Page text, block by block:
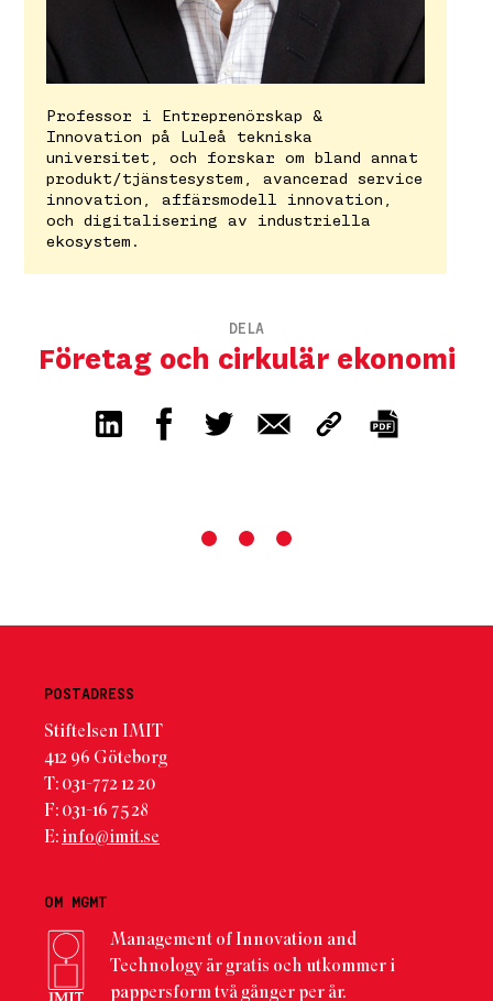
Professor i Entreprenörskap &
Innovation på Luleå tekniska
universitet, och forskar om bland annat
produkt/tjänstesystem, avancerad service
innovation, affärsmodell innovation,
och digitalisering av industriella
ekosystem.
DELA
Företag och cirkulär ekonomi
POSTADRESS
Stiftelsen IMIT
412 96 Göteborg
T: 031-772 12 20
F: 031-16 75 28
E: info@imit.se
OM MGMT
Management of Innovation and
Technology är gratis och utkommer i
pappersform två gånger per år.